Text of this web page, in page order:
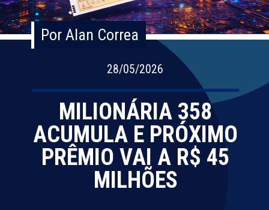
28/05/2026
Por Alan Correa
Por Alan Correa
MILIONÁRIA 358
ACUMULA E PRÓXIMO
PRÊMIO VAI A R$ 45
MILHÕES